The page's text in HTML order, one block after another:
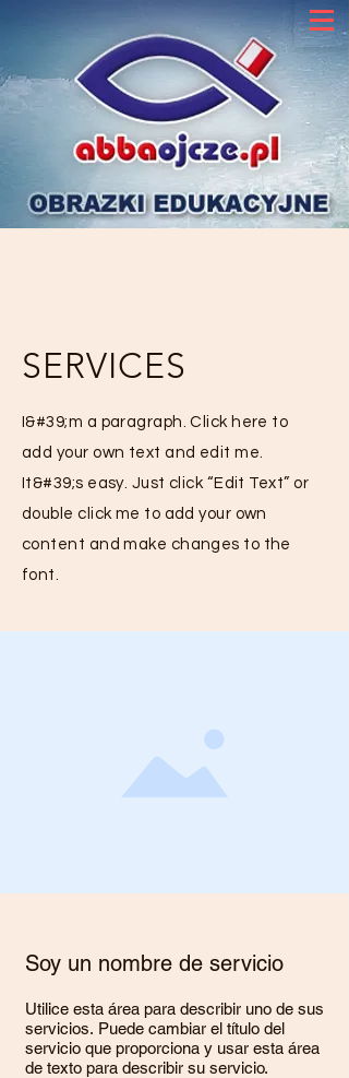
SERVICES
I&#39;m a paragraph. Click here to
add your own text and edit me.
It&#39;s easy. Just click “Edit Text” or
double click me to add your own
content and make changes to the
font.
Soy un nombre de servicio
Utilice esta área para describir uno de sus
servicios. Puede cambiar el título del
servicio que proporciona y usar esta área
de texto para describir su servicio.